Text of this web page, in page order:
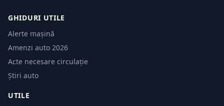
GHIDURI UTILE
Alerte mașină
Amenzi auto 2026
Acte necesare circulație
Știri auto
UTILE